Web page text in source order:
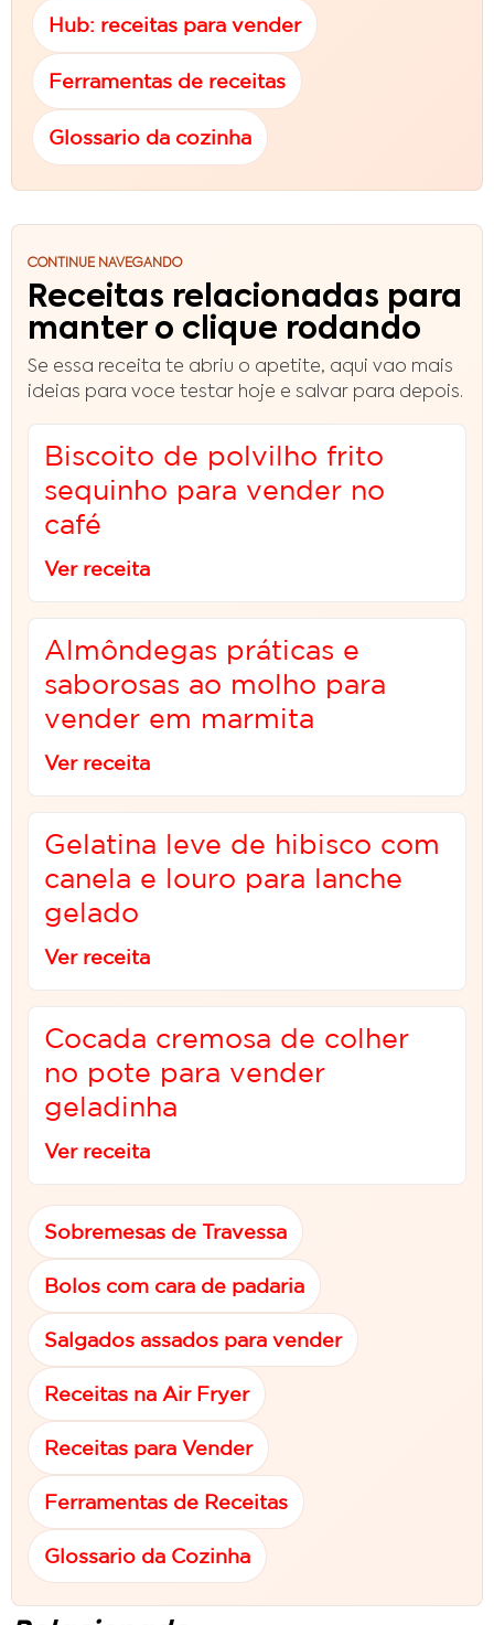
Hub: receitas para vender
Ferramentas de receitas
Glossario da cozinha
CONTINUE NAVEGANDO
Receitas relacionadas para
manter o clique rodando
Se essa receita te abriu o apetite, aqui vao mais
ideias para voce testar hoje e salvar para depois.
Biscoito de polvilho frito
sequinho para vender no
café
Ver receita
Almôndegas práticas e
saborosas ao molho para
vender em marmita
Ver receita
Gelatina leve de hibisco com
canela e louro para lanche
gelado
Ver receita
Cocada cremosa de colher
no pote para vender
geladinha
Ver receita
Sobremesas de Travessa
Bolos com cara de padaria
Salgados assados para vender
Receitas na Air Fryer
Receitas para Vender
Ferramentas de Receitas
Glossario da Cozinha